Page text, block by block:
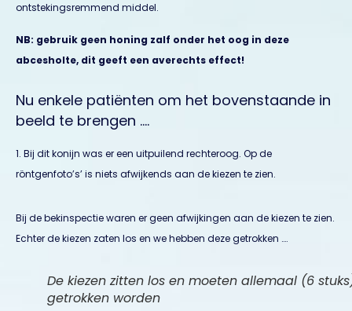
ontstekingsremmend middel.
NB: gebruik geen honing zalf onder het oog in deze
abcesholte, dit geeft een averechts effect!
Nu enkele patiënten om het bovenstaande in
beeld te brengen ….
1. Bij dit konijn was er een uitpuilend rechteroog. Op de
röntgenfoto’s’ is niets afwijkends aan de kiezen te zien.
Bij de bekinspectie waren er geen afwijkingen aan de kiezen te zien.
Echter de kiezen zaten los en we hebben deze getrokken ….
De kiezen zitten los en moeten allemaal (6
getrokken worden